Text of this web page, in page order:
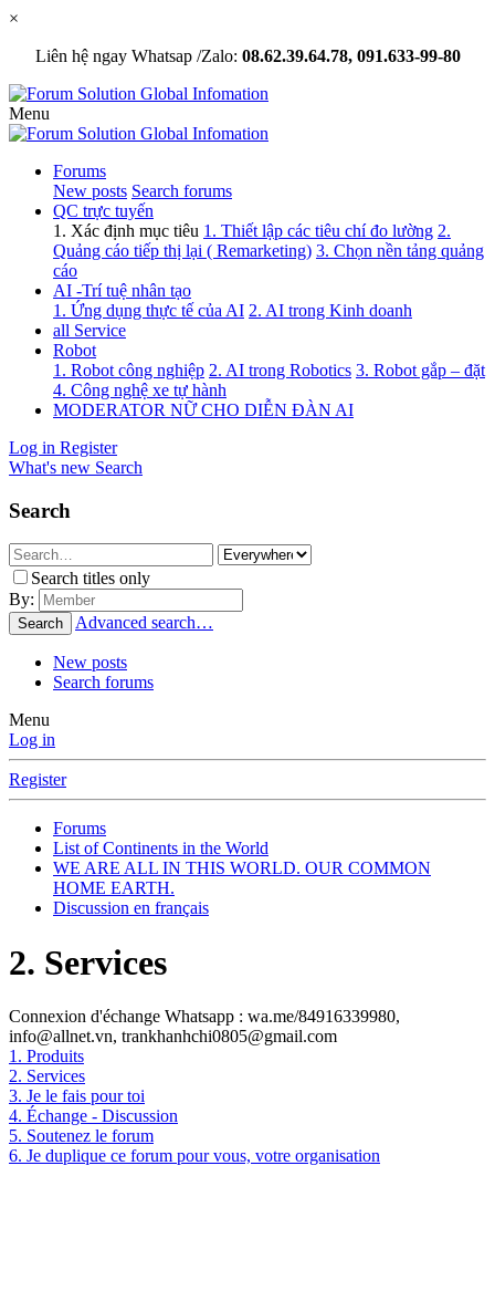
×
Liên hệ ngay Whatsap /Zalo: 08.62.39.64.78, 091.633-99-80
Menu
Forums
New posts Search forums
QC trực tuyến
1. Xác định mục tiêu 1. Thiết lập các tiêu chí đo lường 2.
Quảng cáo tiếp thị lại ( Remarketing) 3. Chọn nền tảng quảng
cáo
AI -Trí tuệ nhân tạo
1. Ứng dụng thực tế của AI 2. AI trong Kinh doanh
all Service
Robot
1. Robot công nghiệp 2. AI trong Robotics 3. Robot gắp – đặt
4. Công nghệ xe tự hành
MODERATOR NỮ CHO DIỄN ĐÀN AI
Log in Register
What's new Search
Search
Search titles only
By:
Search Advanced search…
New posts
Search forums
Menu
Log in
Register
Forums
List of Continents in the World
WE ARE ALL IN THIS WORLD. OUR COMMON
HOME EARTH.
Discussion en français
2. Services
Connexion d'échange Whatsapp : wa.me/84916339980,
info@allnet.vn, trankhanhchi0805@gmail.com
1. Produits
2. Services
3. Je le fais pour toi
4. Échange - Discussion
5. Soutenez le forum
6. Je duplique ce forum pour vous, votre organisation